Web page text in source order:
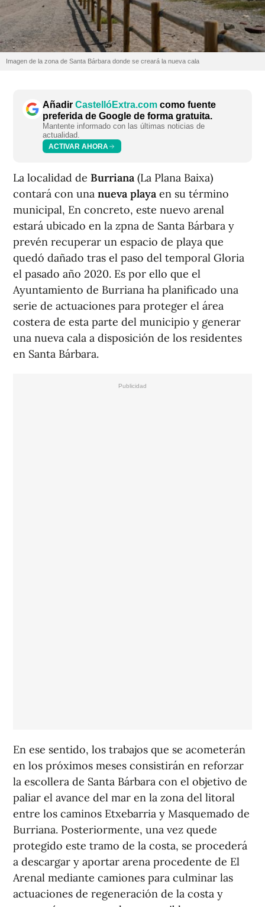
Imagen de la zona de Santa Bárbara donde se creará la nueva cala
Añadir CastellóExtra.com como fuente
preferida de Google de forma gratuita.
Mantente informado con las últimas noticias de
actualidad.
ACTIVAR AHORA
La localidad de Burriana (La Plana Baixa)
contará con una nueva playa en su término
municipal, En concreto, este nuevo arenal
estará ubicado en la zpna de Santa Bárbara y
prevén recuperar un espacio de playa que
quedó dañado tras el paso del temporal Gloria
el pasado año 2020. Es por ello que el
Ayuntamiento de Burriana ha planificado una
serie de actuaciones para proteger el área
costera de esta parte del municipio y generar
una nueva cala a disposición de los residentes
en Santa Bárbara.
En ese sentido, los trabajos que se acometerán
en los próximos meses consistirán en reforzar
la escollera de Santa Bárbara con el objetivo de
paliar el avance del mar en la zona del litoral
entre los caminos Etxebarria y Masquemado de
Burriana. Posteriormente, una vez quede
protegido este tramo de la costa, se procederá
a descargar y aportar arena procedente de El
Arenal mediante camiones para culminar las
actuaciones de regeneración de la costa y